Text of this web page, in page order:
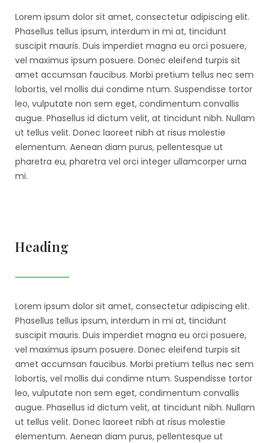
Lorem ipsum dolor sit amet, consectetur adipiscing elit.
Phasellus tellus ipsum, interdum in mi at, tincidunt
suscipit mauris. Duis imperdiet magna eu orci posuere,
vel maximus ipsum posuere. Donec eleifend turpis sit
amet accumsan faucibus. Morbi pretium tellus nec sem
lobortis, vel mollis dui condime ntum. Suspendisse tortor
leo, vulputate non sem eget, condimentum convallis
augue. Phasellus id dictum velit, at tincidunt nibh. Nullam
ut tellus velit. Donec laoreet nibh at risus molestie
elementum. Aenean diam purus, pellentesque ut
pharetra eu, pharetra vel orci integer ullamcorper urna
mi.
Heading
Lorem ipsum dolor sit amet, consectetur adipiscing elit.
Phasellus tellus ipsum, interdum in mi at, tincidunt
suscipit mauris. Duis imperdiet magna eu orci posuere,
vel maximus ipsum posuere. Donec eleifend turpis sit
amet accumsan faucibus. Morbi pretium tellus nec sem
lobortis, vel mollis dui condime ntum. Suspendisse tortor
leo, vulputate non sem eget, condimentum convallis
augue. Phasellus id dictum velit, at tincidunt nibh. Nullam
ut tellus velit. Donec laoreet nibh at risus molestie
elementum. Aenean diam purus, pellentesque ut